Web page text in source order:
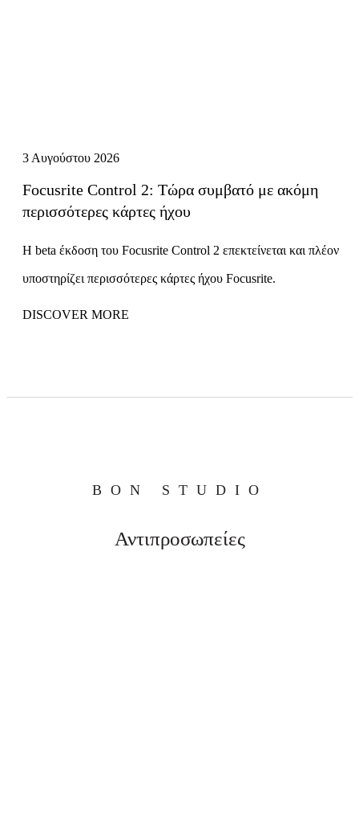
3 Αυγούστου 2026
Focusrite Control 2: Τώρα συμβατό με ακόμη
περισσότερες κάρτες ήχου
Η beta έκδοση του Focusrite Control 2 επεκτείνεται και πλέον
υποστηρίζει περισσότερες κάρτες ήχου Focusrite.
DISCOVER MORE
BON STUDIO
Αντιπροσωπείες